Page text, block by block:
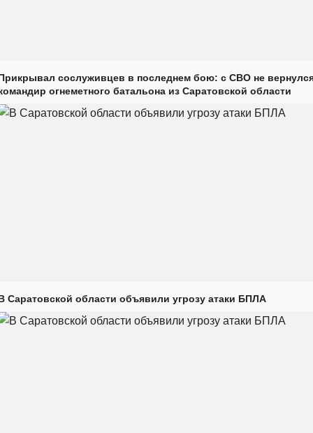
сослуживцев в последнем бою: с СВО не
огнеметного батальона из Саратовской области
Саратовской области объявили угрозу атаки БПЛА